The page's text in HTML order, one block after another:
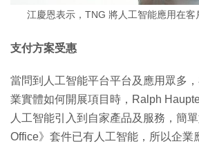
江慶恩表示，TNG 將人工智能應用在客
支付方案受惠
當問到人工智能平台平台及應用眾多
業實體如何開展項目時，Ralph
人工智能引入到自家產品及服務，簡
Office》套件已有人工智能，所以企業